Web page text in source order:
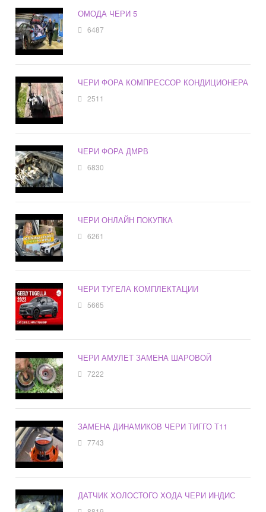
ОМОДА ЧЕРИ 5
6487
ЧЕРИ ФОРА КОМПРЕССОР КОНДИЦИОНЕРА
2511
ЧЕРИ ФОРА ДМРВ
6830
ЧЕРИ ОНЛАЙН ПОКУПКА
6261
ЧЕРИ ТУГЕЛА КОМПЛЕКТАЦИИ
5665
ЧЕРИ АМУЛЕТ ЗАМЕНА ШАРОВОЙ
7222
ЗАМЕНА ДИНАМИКОВ ЧЕРИ ТИГГО Т11
7743
ДАТЧИК ХОЛОСТОГО ХОДА ЧЕРИ ИНДИС